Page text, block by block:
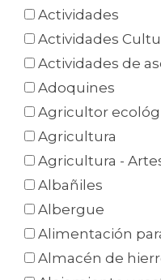
Actividades
Actividades
Actividades de
Adoquines
Agricultor
Agricultura
Agricultura -
Albañiles
Albergue
Alimentación
Almacén de